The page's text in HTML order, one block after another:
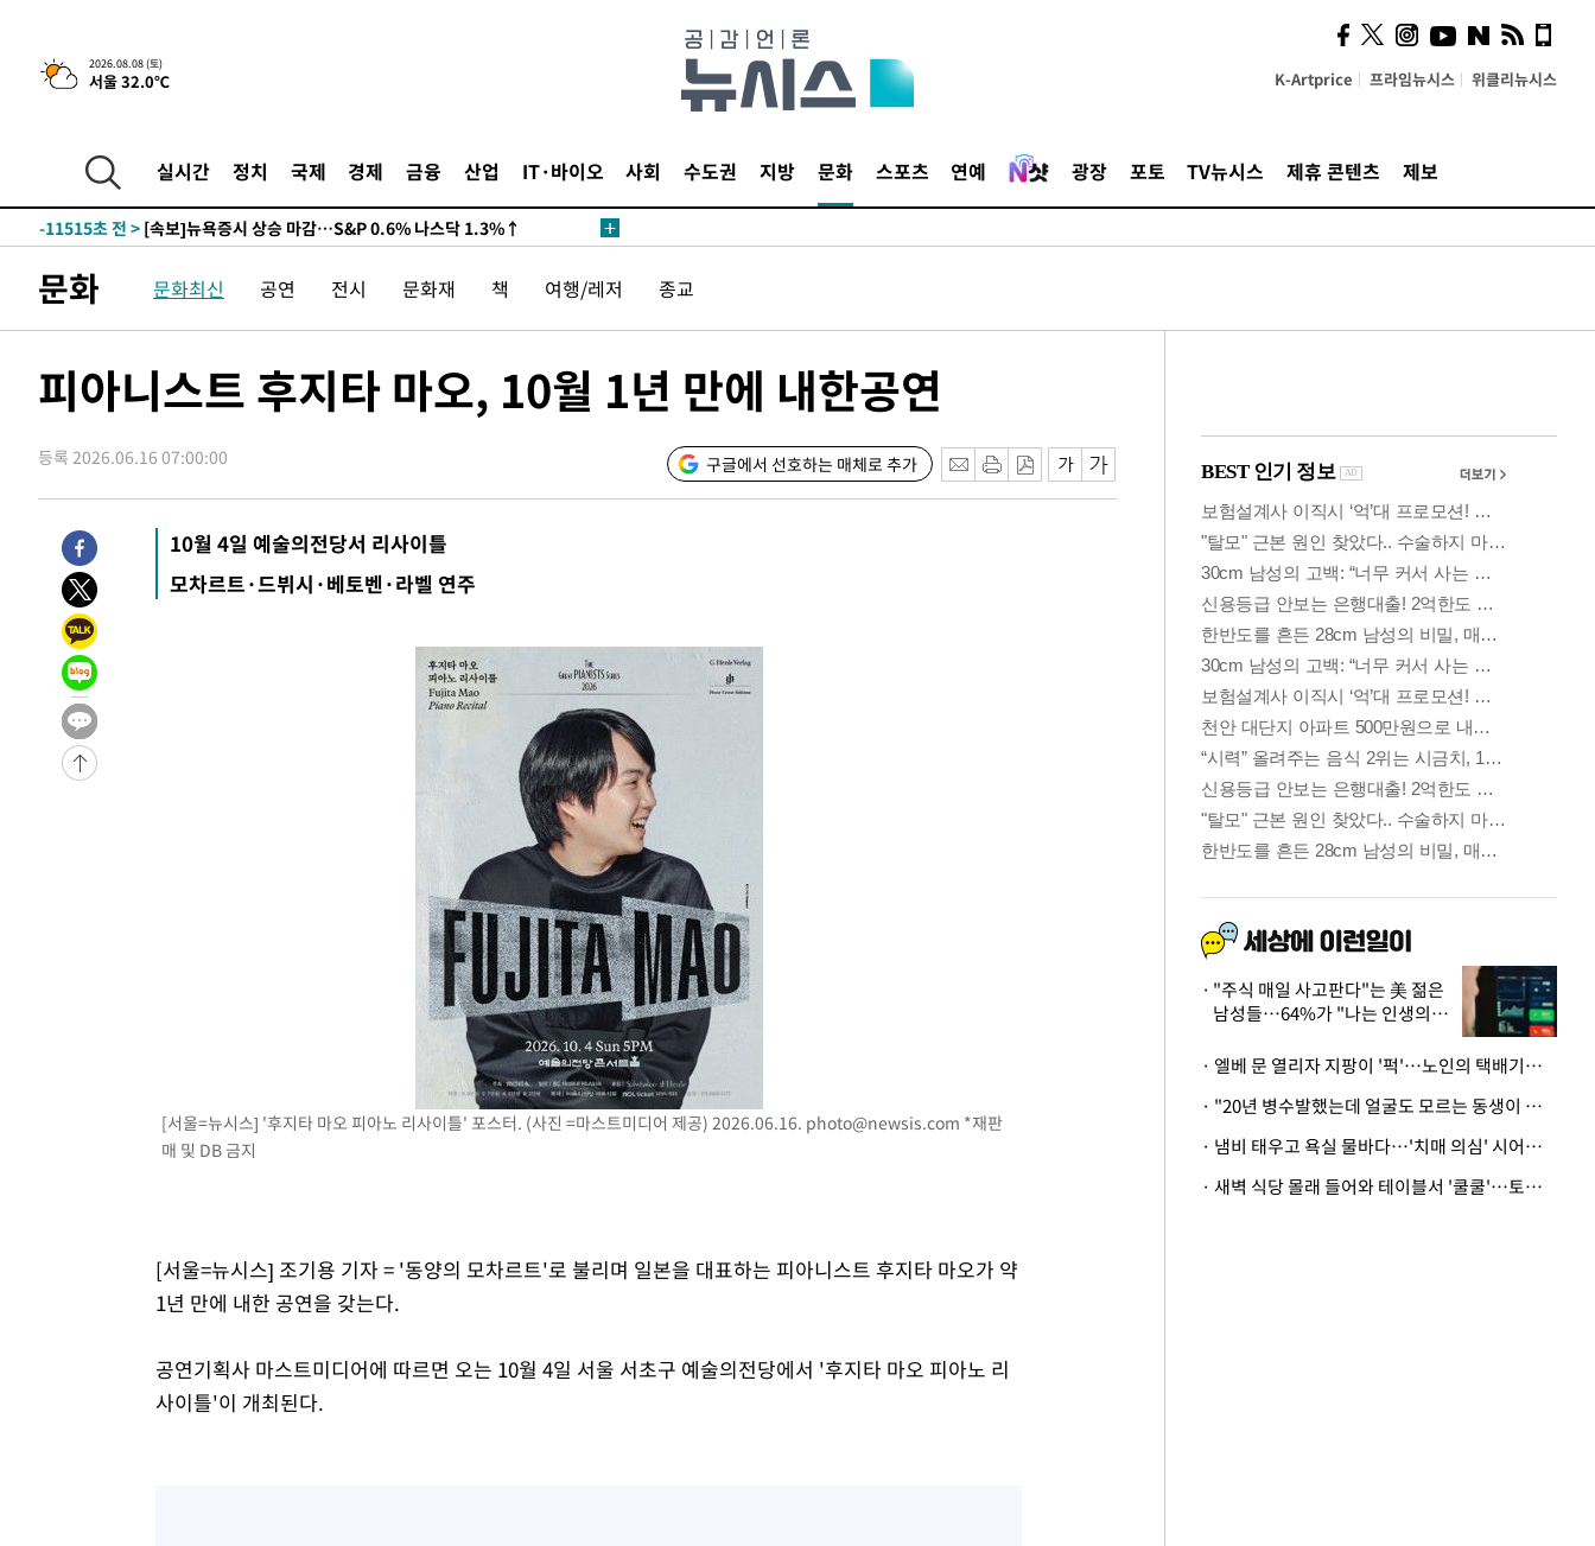
2026.08.08 (토)
서울 32.0℃ K-Artprice 프라임뉴시스 위클리뉴시스
실시간 정치 국제 경제 금융 산업 IT·바이오 사회 수도권 지방 문화 스포츠 연예 광장 포토 TV뉴시스 제휴 콘텐츠 제보
-11515초 전 >[속보]뉴욕증시 상승 마감…S&P 0.6% 나스닥 1.3%↑
-29768초 전 >
[속보]'압수수색·성접대 논란' 축구협회 "실망과 걱정 안겨드려 죄
-18389초 전 >
-11515초 전 > [속보]뉴욕증시 상승 마감…S&P 0.6% 나스닥 1.3%↑
-29768초 전 >
[속보]'압수수색·성접대 논란' 축구협회 "실망과 걱정 안겨드려 죄
-18389초 전 >'최고 37도' 폭염 지속…강원동해안 최대 150㎜ 비
문화 문화최신 공연 전시 문화재 책 여행/레저 종교
피아니스트 후지타 마오, 10월 1년 만에 내한공연
등록 2026.06.16 07:00:00 구글에서 선호하는 매체로 추가
10월 4일 예술의전당서 리사이틀
모차르트·드뷔시·베토벤·라벨 연주
[서울=뉴시스] '후지타 마오 피아노 리사이틀' 포스터. (사진 =마스트미디어 제공) 2026.06.16. photo@newsis.com *재판
매 및 DB 금지
[서울=뉴시스] 조기용 기자 = '동양의 모차르트'로 불리며 일본을 대표하는 피아니스트 후지타 마오가 약
1년 만에 내한 공연을 갖는다.
공연기획사 마스트미디어에 따르면 오는 10월 4일 서울 서초구 예술의전당에서 '후지타 마오 피아노 리
사이틀'이 개최된다.
시, 스마트폰 액세서리에
NFC 더했다
"주식 매일 사고판다"는 美 젊은
남성들…64%가 "나는 인생의
· 엘베 문 열리자 지팡이 '퍽'…노인의 택배기사 폭행 이유
· "20년 병수발했는데 얼굴도 모르는 동생이 유산 절반을"…배다른 형제 상속권 있을까
· 냄비 태우고 욕실 물바다…'치매 의심' 시어머니 검사 권유했다가 '날벼락'
· 새벽 식당 몰래 들어와 테이블서 '쿨쿨'…토사물 남기고 사라진 남성